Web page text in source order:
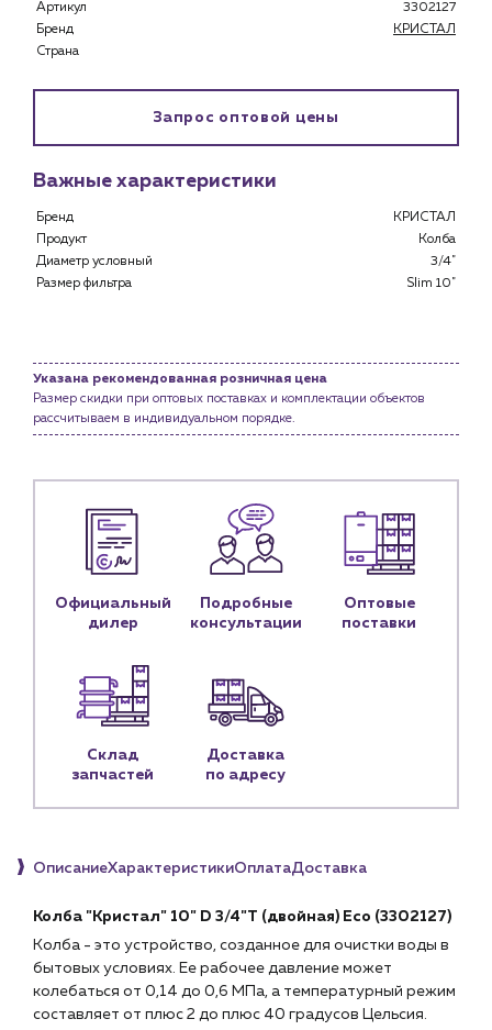
Клиентам
Специализированным магазинам
О компании
Водоснабжение и теплоснабжение
Сервис и обслуживание инженерных систем
Доставка
Новости
Блог
Личный кабинет
Контактные данные
Наши партнёры
+7 (918) 070-19-79
г. Краснодар, ул. Российская, 63
Артикул
3302127
Бренд
КРИСТАЛ
Страна
Запрос оптовой цены
Важные характеристики
Бренд
КРИСТАЛ
Продукт
Колба
Диаметр условный
3/4"
Размер фильтра
Slim 10"
Указана рекомендованная розничная цена
Размер скидки при оптовых поставках и комплектации объектов
рассчитываем в индивидуальном порядке.
Официальный
дилер
Подробные
консультации
Оптовые
поставки
Склад
запчастей
Доставка
по адресу
ОписаниеХарактеристикиОплатаДоставка
Колба "Кристал" 10" D 3/4"Т (двойная) Eco (3302127)
Колба - это устройство, созданное для очистки воды в
бытовых условиях. Ее рабочее давление может
колебаться от 0,14 до 0,6 МПа, а температурный режим
составляет от плюс 2 до плюс 40 градусов Цельсия.